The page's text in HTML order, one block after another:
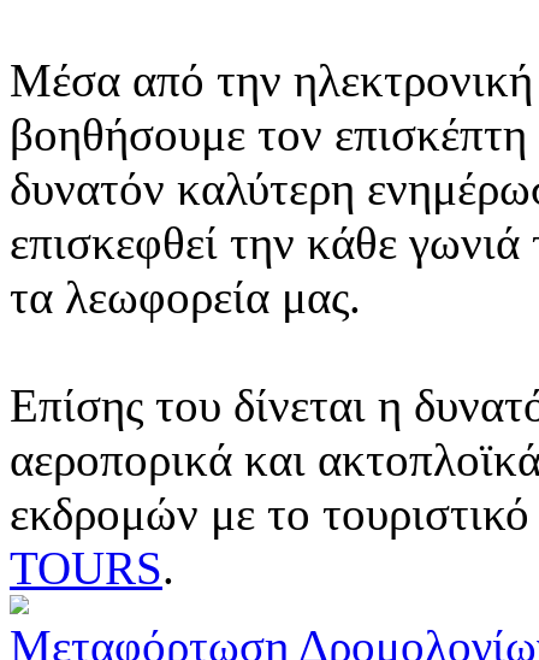
Μέσα από την ηλεκτρονική
βοηθήσουμε τον
δυνατόν καλύτερη
επισκεφθεί την κάθε
τα λεωφορεία μας.
Επίσης του δίνεται η
αεροπορικά και
εκδρομών με το
TOURS.
Μεταφόρτωση